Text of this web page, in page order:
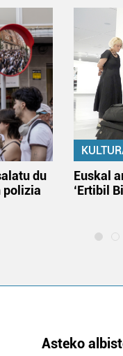
du
polizia
Euskal
‘Ertibil
Asteko